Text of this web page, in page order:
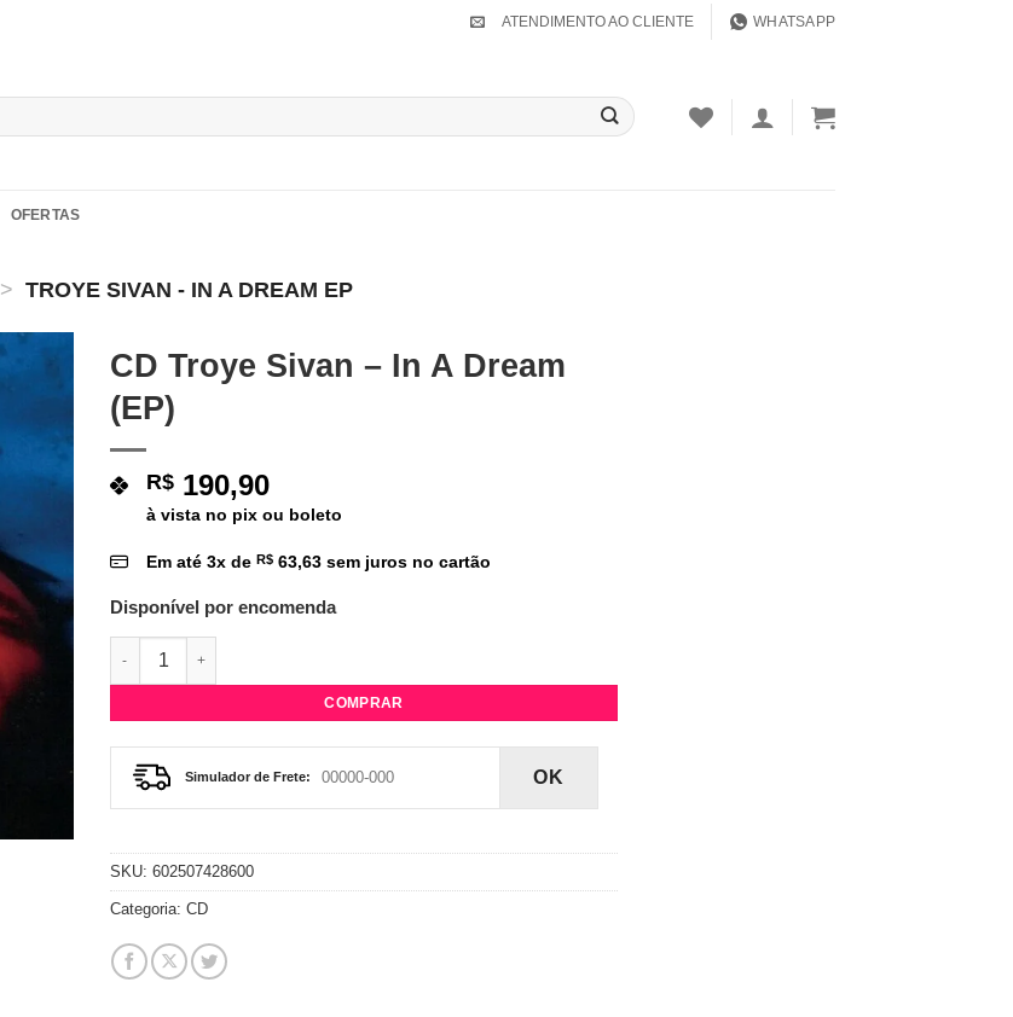
ATENDIMENTO AO CLIENTE WHATSAPP
OFERTAS
> TROYE SIVAN - IN A DREAM EP
CD Troye Sivan – In A Dream
(EP)
R$ 190,90
à vista no pix ou boleto
Em até 3x de R$ 63,63 sem juros no cartão
Disponível por encomenda
CD Troye Sivan - In A Dream (EP) quantidade
COMPRAR
Simulador de Frete: OK
SKU: 602507428600
Categoria: CD